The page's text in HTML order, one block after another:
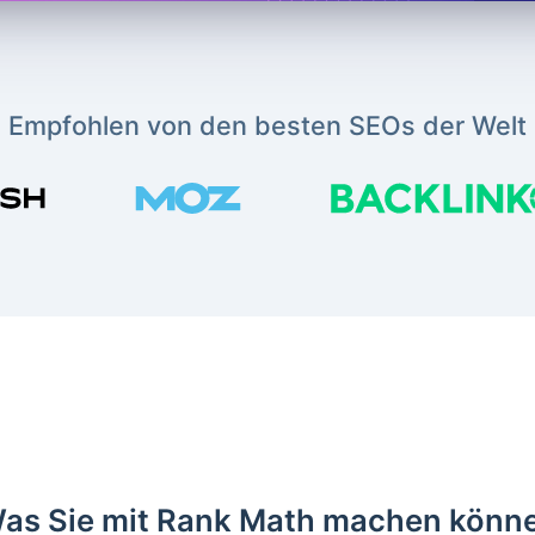
Empfohlen von den besten SEOs der Welt
Sie mit Rank Math machen